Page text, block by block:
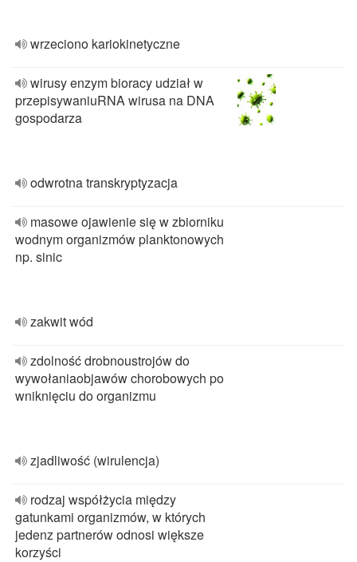
wrzeciono kariokinetyczne
wirusy enzym bioracy udział w
przepisywaniuRNA wirusa na DNA
gospodarza
odwrotna transkryptyzacja
masowe ojawienie się w zbiorniku
wodnym organizmów planktonowych
np. sinic
zakwit wód
zdolność drobnoustrojów do
wywołaniaobjawów chorobowych po
wniknięciu do organizmu
zjadliwość (wirulencja)
rodzaj współżycia między
gatunkami organizmów, w których
jedenz partnerów odnosi większe
korzyści